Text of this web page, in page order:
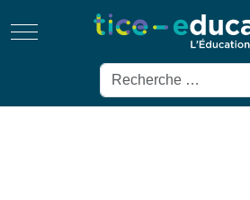
Mobile Menu Toggle
Rechercher